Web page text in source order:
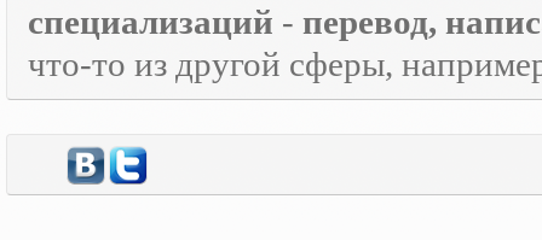
специализаций - перевод,
что-то из другой сферы,